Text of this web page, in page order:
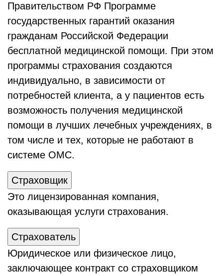
Правительством РФ Программе
государственных гарантий оказания
гражданам Российской Федерации
бесплатной медицинской помощи. При этом
программы страхования создаются
индивидуально, в зависимости от
потребностей клиента, а у пациентов есть
возможность получения медицинской
помощи в лучших лечебных учреждениях, в
том числе и тех, которые не работают в
системе ОМС.
Страховщик
Это лицензированная компания,
оказывающая услуги страхования.
Страхователь
Юридическое или физическое лицо,
заключающее контракт со страховщиком